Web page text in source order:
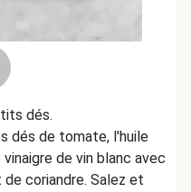
dés.
dés de tomate, l'huile
de vin blanc avec
coriandre. Salez et